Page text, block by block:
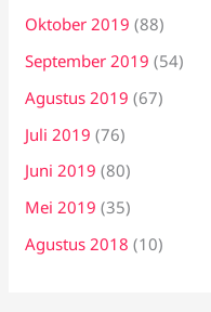
Oktober 2019 (88)
September 2019 (54)
Agustus 2019 (67)
Juli 2019 (76)
Juni 2019 (80)
Mei 2019 (35)
Agustus 2018 (10)